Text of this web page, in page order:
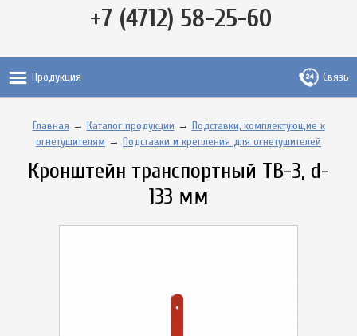
+7 (4712) 58-25-60
Продукция Связь
Главная → Каталог продукции → Подставки, комплектующие к
огнетушителям → Подставки и крепления для огнетушителей
Кронштейн транспортный ТВ-3, d-
133 мм